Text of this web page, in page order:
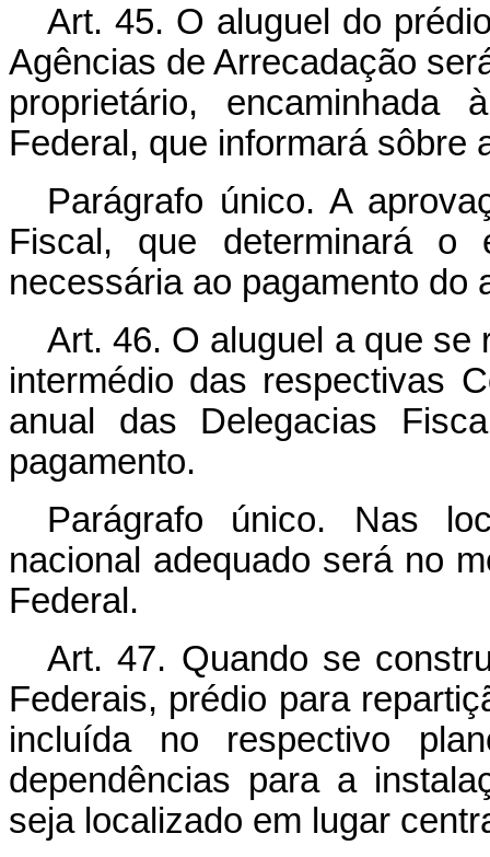
Art. 45. O aluguel do
Agências de Arrecadação
proprietário,
Federal, que informará sôbre
Parágrafo único. A
Fiscal, que determinará o
necessária ao pagamento do
Art. 46. O aluguel a que se
intermédio das respectivas
anual das Delegacias
pagamento.
Parágrafo único. Nas
nacional adequado será no
Federal.
Art. 47. Quando se
Federais, prédio para
incluída no respectivo
dependências para a
seja localizado em lugar